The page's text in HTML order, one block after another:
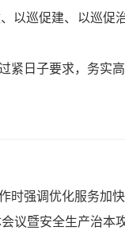
以巡促建、以巡
紧日子要求，务实
时强调优化服务加
议暨安全生产治本